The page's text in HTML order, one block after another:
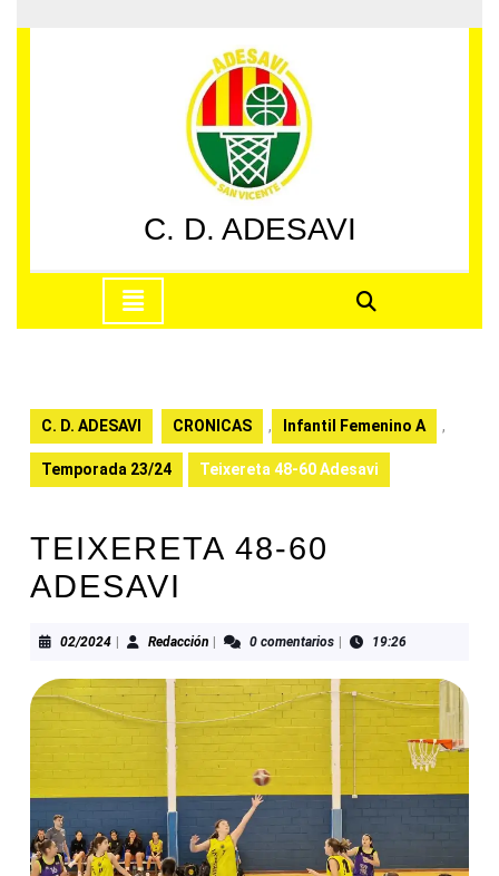
al
C. D. ADESAVI
apertura
C. D. ADESAVI CRONICAS , Infantil Femenino A ,
Temporada 23/24 Teixereta 48-60 Adesavi
TEIXERETA 48-60
ADESAVI
02/202402/2024RedacciónRedacción0 comentarios 19:26